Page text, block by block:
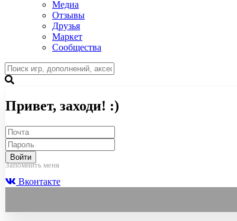
Медиа
Отзывы
Друзья
Маркет
Сообщества
Привет, заходи! :)
Войти
Запомнить меня
Вконтакте